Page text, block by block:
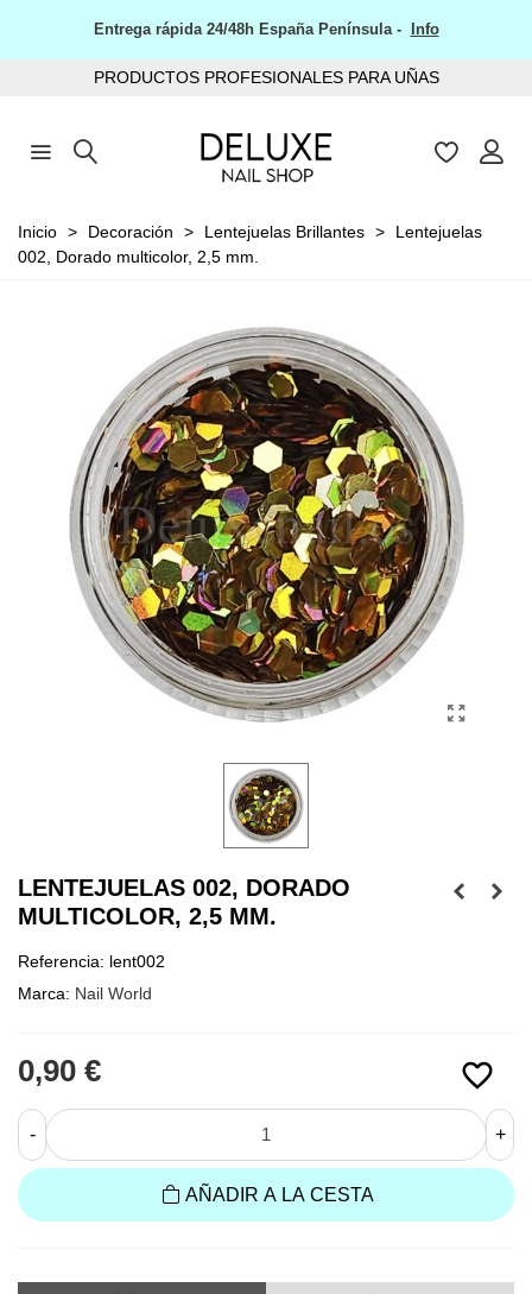
Entrega rápida 24/48h España Península - Info
PRODUCTOS PROFESIONALES PARA UÑAS
Inicio > Decoración > Lentejuelas Brillantes >
Lentejuelas
002, Dorado multicolor, 2,5 mm.
LENTEJUELAS 002, DORADO
MULTICOLOR, 2,5 MM.
Referencia: lent002
Marca: Nail World
favorite_border
0,90 €
- +
AÑADIR A LA CESTA